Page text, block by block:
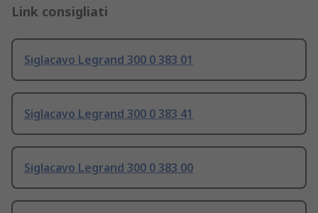
Link consigliati
Siglacavo Legrand 300 0 383 01
Siglacavo Legrand 300 0 383 41
Siglacavo Legrand 300 0 383 00